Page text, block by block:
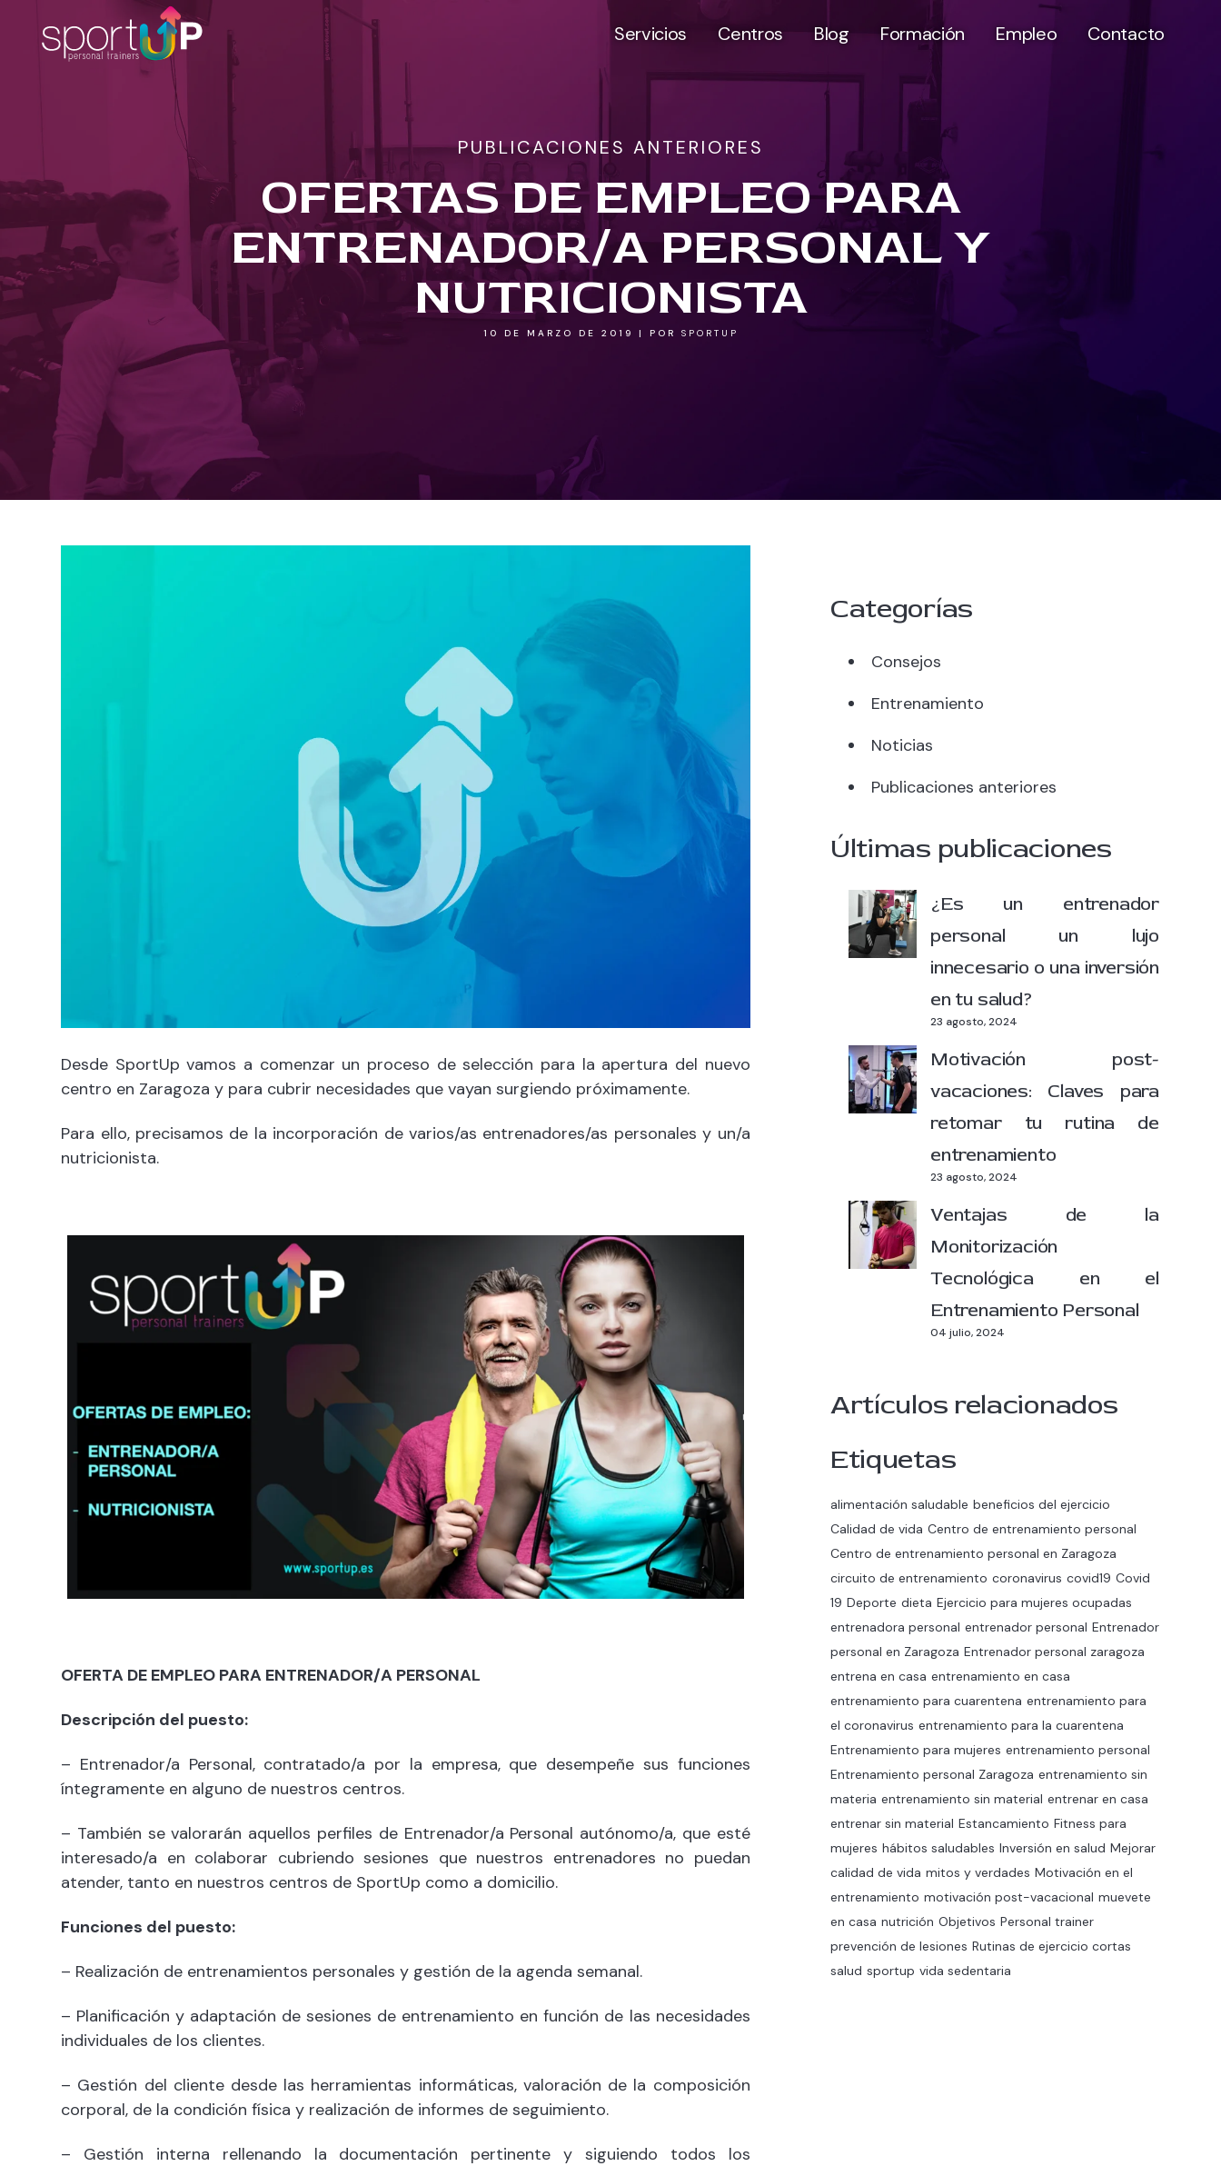
Servicios Centros Blog Formación Empleo Contacto
PUBLICACIONES ANTERIORES
OFERTAS DE EMPLEO PARA
ENTRENADOR/A PERSONAL Y
NUTRICIONISTA
10 DE MARZO DE 2019 | POR SPORTUP
Desde SportUp vamos a comenzar un proceso de selección para la apertura del nuevo
centro en Zaragoza y para cubrir necesidades que vayan surgiendo próximamente.
Para ello, precisamos de la incorporación de varios/as entrenadores/as personales y un/a
nutricionista.
OFERTA DE EMPLEO PARA ENTRENADOR/A PERSONAL
Descripción del puesto:
– Entrenador/a Personal, contratado/a por la empresa, que desempeñe sus funciones
íntegramente en alguno de nuestros centros.
– También se valorarán aquellos perfiles de Entrenador/a Personal autónomo/a, que esté
interesado/a en colaborar cubriendo sesiones que nuestros entrenadores no puedan
atender, tanto en nuestros centros de SportUp como a domicilio.
Funciones del puesto:
– Realización de entrenamientos personales y gestión de la agenda semanal.
– Planificación y adaptación de sesiones de entrenamiento en función de las necesidades
individuales de los clientes.
– Gestión del cliente desde las herramientas informáticas, valoración de la composición
corporal, de la condición física y realización de informes de seguimiento.
– Gestión interna rellenando la documentación pertinente y siguiendo todos los
Categorías
Consejos
Entrenamiento
Noticias
Publicaciones anteriores
Últimas publicaciones
¿Es un entrenador
personal un lujo
innecesario o una inversión
en tu salud?
23 agosto, 2024
Motivación post-
vacaciones: Claves para
retomar tu rutina de
entrenamiento
23 agosto, 2024
Ventajas de la
Monitorización
Tecnológica en el
Entrenamiento Personal
04 julio, 2024
Artículos relacionados
Etiquetas
alimentación saludable beneficios del ejercicio
Calidad de vida Centro de entrenamiento personal
Centro de entrenamiento personal en Zaragoza
circuito de entrenamiento coronavirus covid19 Covid
19 Deporte dieta Ejercicio para mujeres ocupadas
entrenadora personal entrenador personal Entrenador
personal en Zaragoza Entrenador personal zaragoza
entrena en casa entrenamiento en casa
entrenamiento para cuarentena entrenamiento para
el coronavirus entrenamiento para la cuarentena
Entrenamiento para mujeres entrenamiento personal
Entrenamiento personal Zaragoza entrenamiento sin
materia entrenamiento sin material entrenar en casa
entrenar sin material Estancamiento Fitness para
mujeres hábitos saludables Inversión en salud Mejorar
calidad de vida mitos y verdades Motivación en el
entrenamiento motivación post-vacacional muevete
en casa nutrición Objetivos Personal trainer
prevención de lesiones Rutinas de ejercicio cortas
salud sportup vida sedentaria